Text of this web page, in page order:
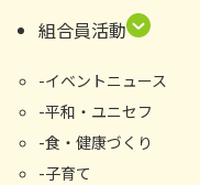
組合員活動
イベントニュース
平和・ユニセフ
食・健康づくり
子育て